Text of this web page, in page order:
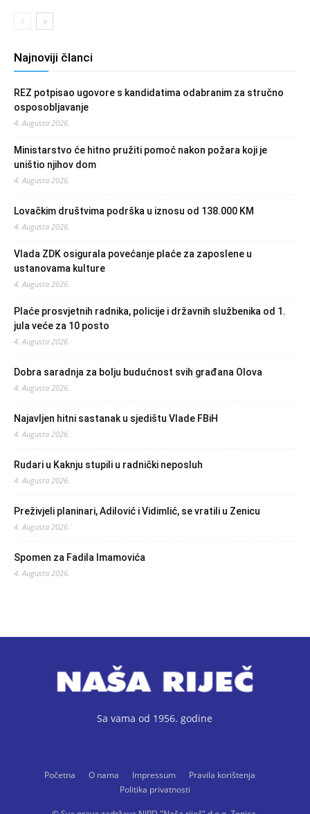
Najnoviji članci
REZ potpisao ugovore s kandidatima odabranim za stručno
osposobljavanje
4. Augusta 2026.
Ministarstvo će hitno pružiti pomoć nakon požara koji je
uništio njihov dom
4. Augusta 2026.
Lovačkim društvima podrška u iznosu od 138.000 KM
4. Augusta 2026.
Vlada ZDK osigurala povećanje plaće za zaposlene u
ustanovama kulture
4. Augusta 2026.
Plaće prosvjetnih radnika, policije i državnih službenika od 1.
jula veće za 10 posto
4. Augusta 2026.
Dobra saradnja za bolju budućnost svih građana Olova
4. Augusta 2026.
Najavljen hitni sastanak u sjedištu Vlade FBiH
4. Augusta 2026.
Rudari u Kaknju stupili u radnički neposluh
4. Augusta 2026.
Preživjeli planinari, Adilović i Vidimlić, se vratili u Zenicu
4. Augusta 2026.
Spomen za Fadila Imamovića
4. Augusta 2026.
Sa vama od 1956. godine
Početna O nama Impressum
Pravila korištenja
Politika privatnosti